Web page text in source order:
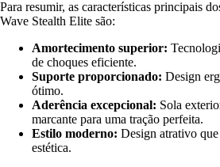
Para resumir, as características principais
Wave Stealth Elite são:
Amortecimento superior:
de choques eficiente.
Suporte proporcionado: Design
ótimo.
Aderência excepcional: Sola
marcante para uma tração perfeita.
Estilo moderno: Design atrativo
estética.